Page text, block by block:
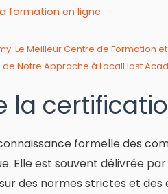
formation en ligne
Le Meilleur Centre de Formation
de Notre Approche à LocalHost
la
formelle des
Elle est souvent délivrée
des normes strictes et